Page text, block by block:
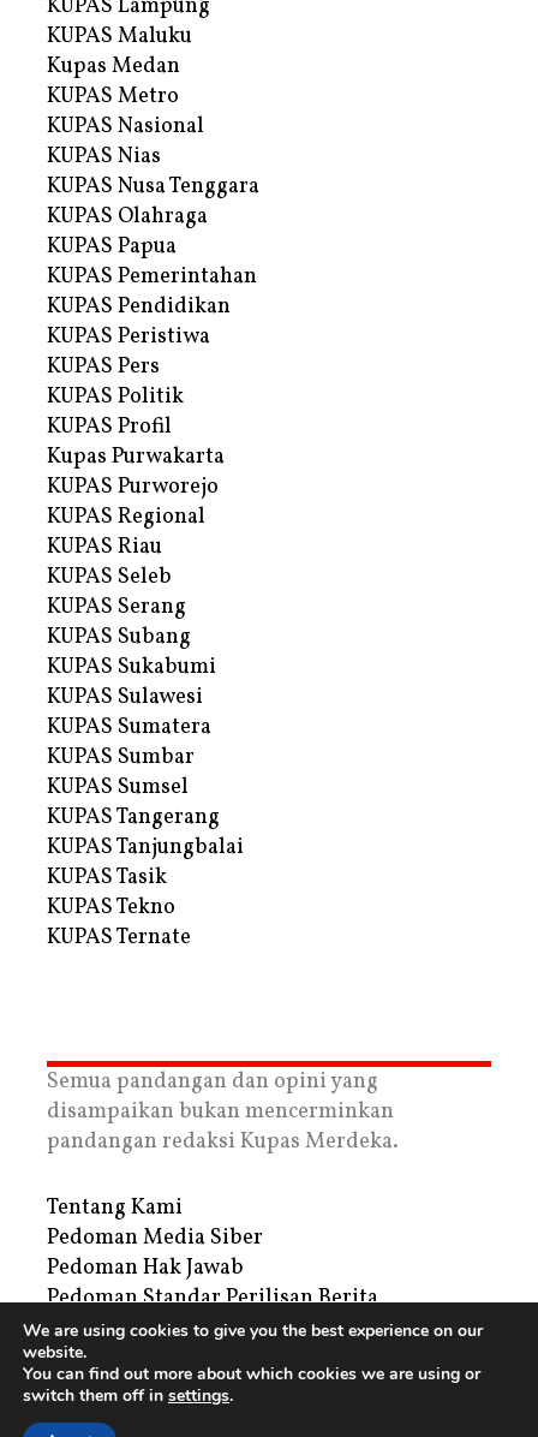
KUPAS Lampung
KUPAS Maluku
Kupas Medan
KUPAS Metro
KUPAS Nasional
KUPAS Nias
KUPAS Nusa Tenggara
KUPAS Olahraga
KUPAS Papua
KUPAS Pemerintahan
KUPAS Pendidikan
KUPAS Peristiwa
KUPAS Pers
KUPAS Politik
KUPAS Profil
Kupas Purwakarta
KUPAS Purworejo
KUPAS Regional
KUPAS Riau
KUPAS Seleb
KUPAS Serang
KUPAS Subang
KUPAS Sukabumi
KUPAS Sulawesi
KUPAS Sumatera
KUPAS Sumbar
KUPAS Sumsel
KUPAS Tangerang
KUPAS Tanjungbalai
KUPAS Tasik
KUPAS Tekno
KUPAS Ternate
Semua pandangan dan opini yang
disampaikan bukan mencerminkan
pandangan redaksi Kupas Merdeka.
Tentang Kami
Pedoman Media Siber
Pedoman Hak Jawab
Pedoman Standar Perilisan Berita
Privacy Policy
Periklanan
Copyright © 2026 | PT. Tegar Kupas Mediatama
We are using cookies to give you the best experience on our
website.
You can find out more about which cookies we are using or
switch them off in settings.